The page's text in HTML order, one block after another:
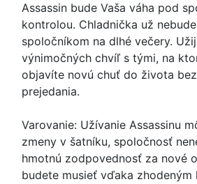
Assassin bude Vaša váha pod
kontrolou. Chladnička už
spoločníkom na dlhé večery.
výnimočných chvíľ s tými, na
objavíte novú chuť do života
prejedania.
Varovanie: Užívanie Assassinu
zmeny v šatníku, spoločnosť
hmotnú zodpovednosť za nové
budete musieť vďaka zhodeným